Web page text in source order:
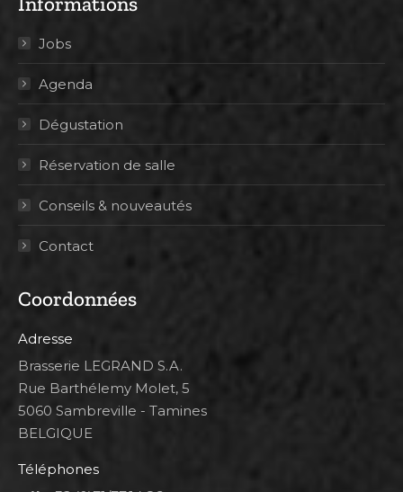
Jobs
Agenda
Dégustation
Réservation de salle
Conseils & nouveautés
Contact
Coordonnées
Adresse
Brasserie LEGRAND S.A.
Rue Barthélemy Molet, 5
5060 Sambreville - Tamines
BELGIQUE
Téléphones